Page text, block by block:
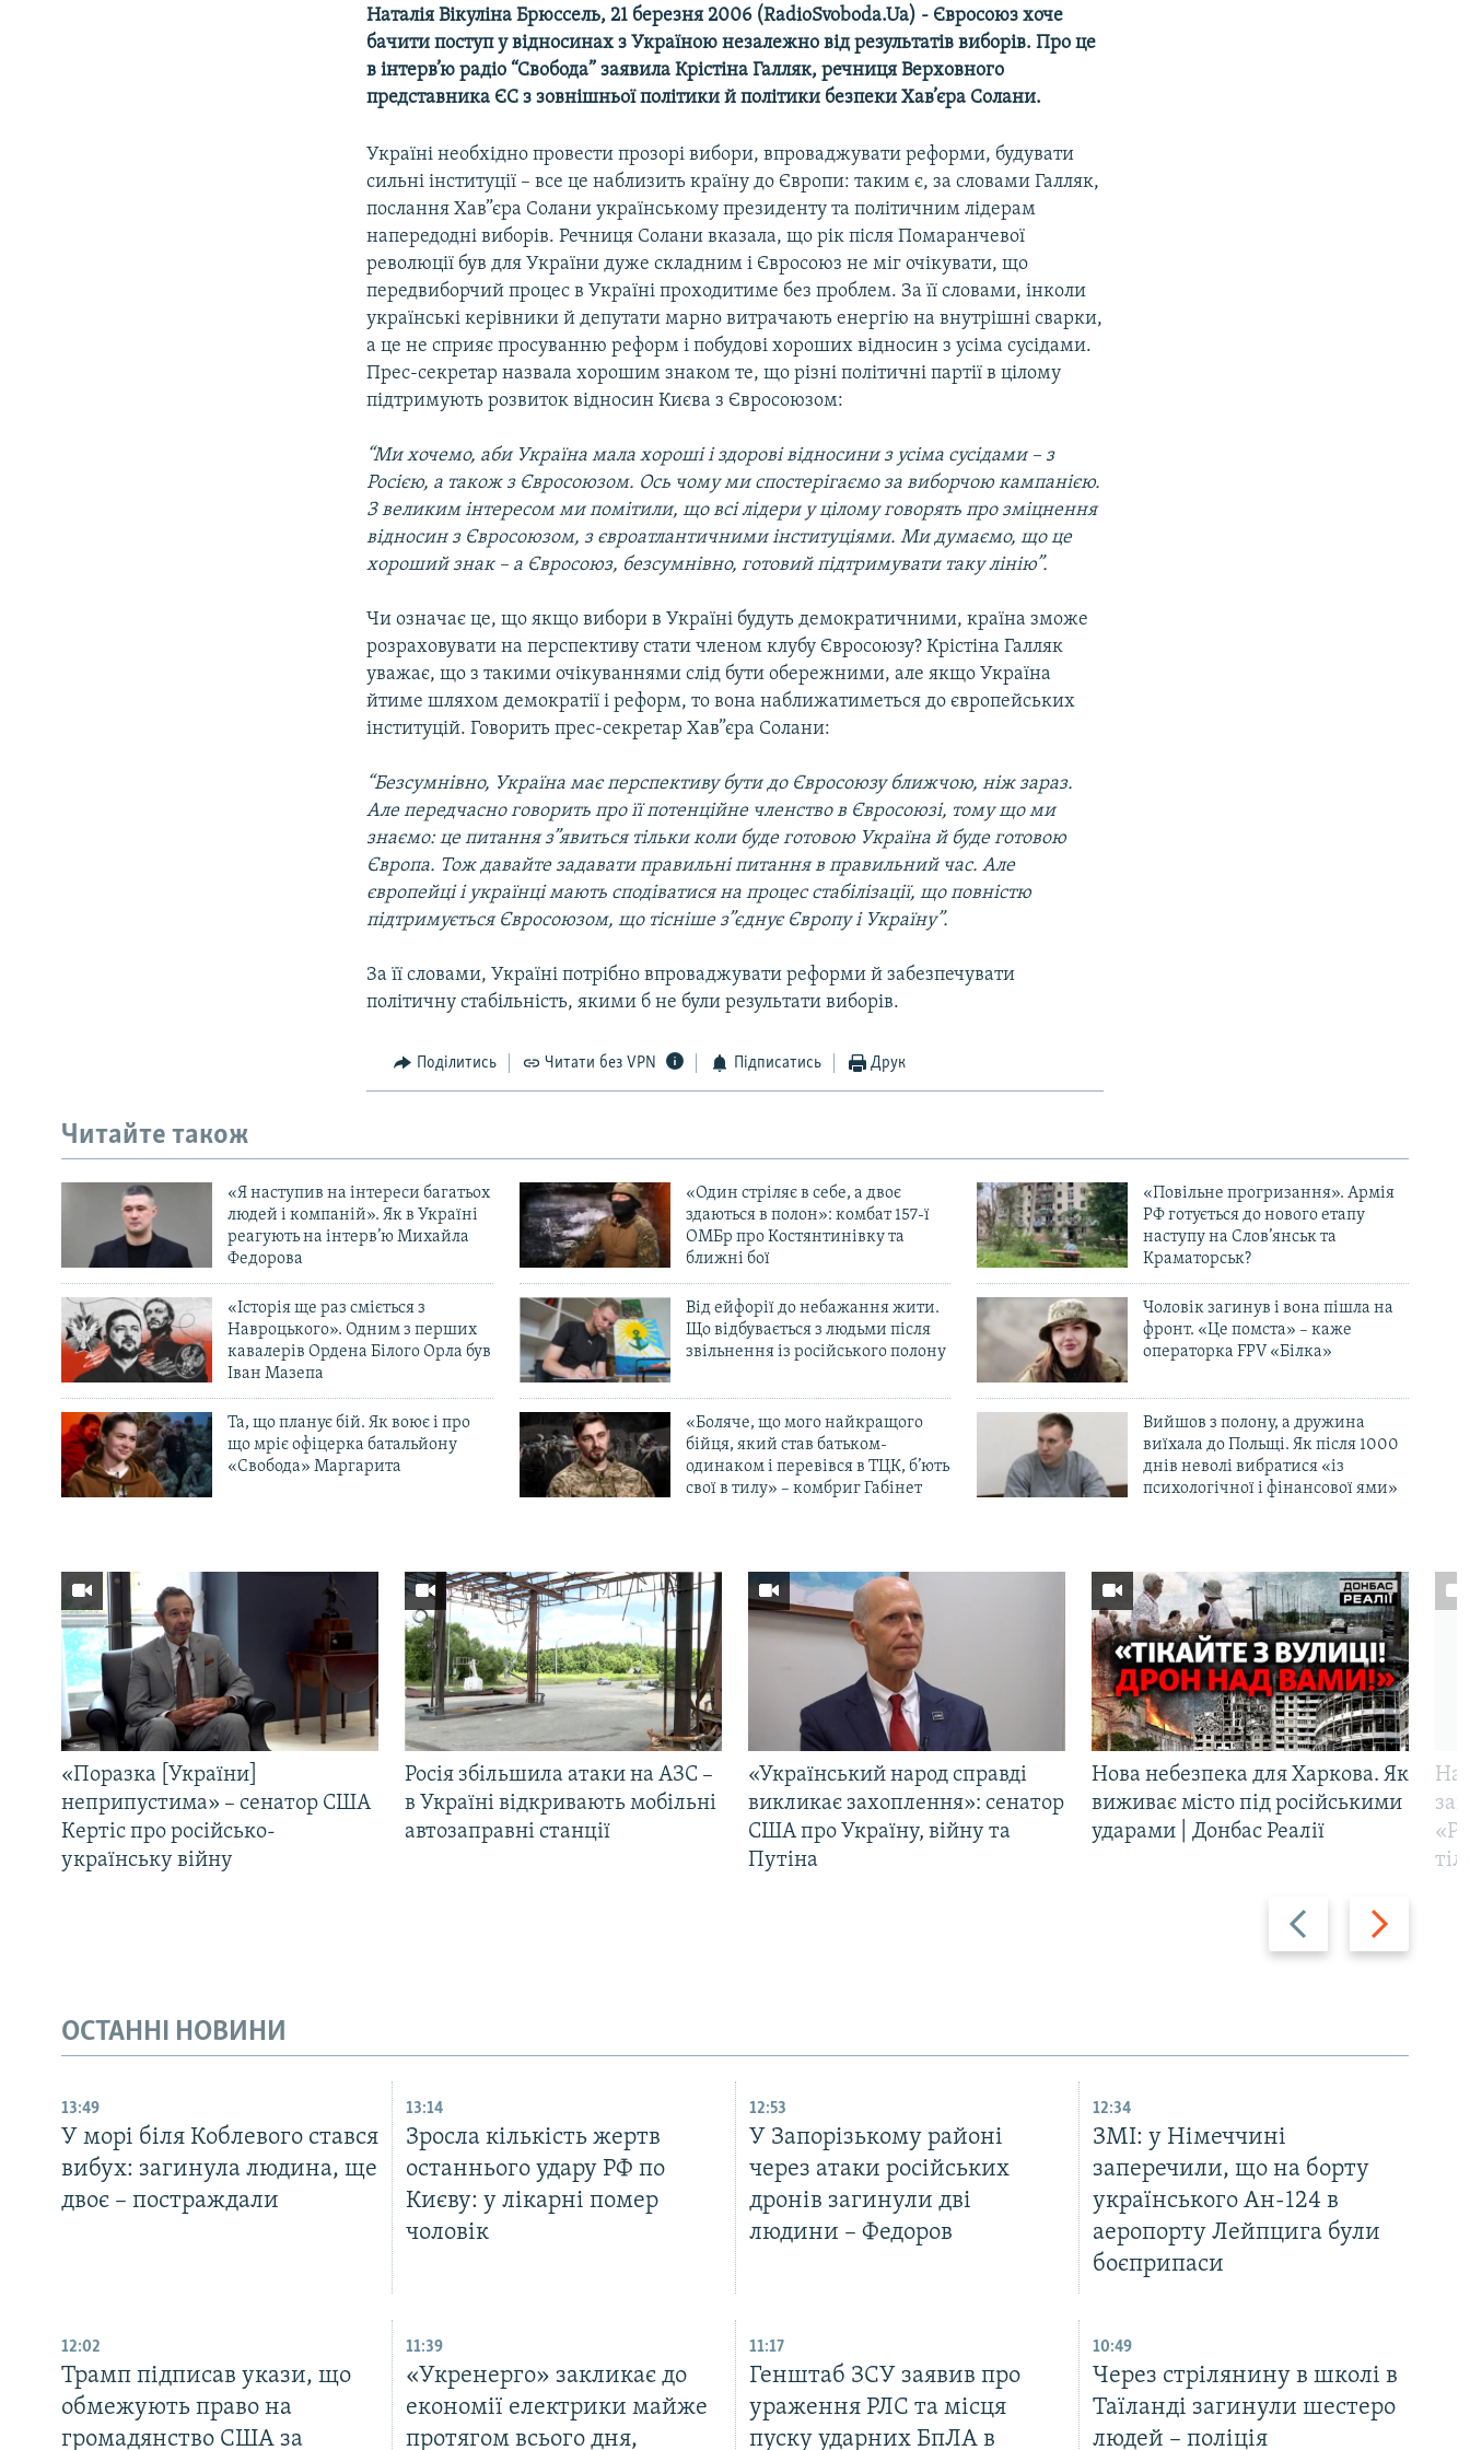
Наталія Вікуліна Брюссель, 21 березня 2006 (RadioSvoboda.Ua) - Євросоюз хоче
бачити поступ у відносинах з Україною незалежно від результатів виборів. Про це
в інтерв’ю радіо “Свобода” заявила Крістіна Галляк, речниця Верховного
представника ЄС з зовнішньої політики й політики безпеки Хав’єра Солани.
Україні необхідно провести прозорі вибори, впроваджувати реформи, будувати
сильні інституції – все це наблизить країну до Європи: таким є, за словами Галляк,
послання Хав”єра Солани українському президенту та політичним лідерам
напередодні виборів. Речниця Солани вказала, що рік після Помаранчевої
революції був для України дуже складним і Євросоюз не міг очікувати, що
передвиборчий процес в Україні проходитиме без проблем. За її словами, інколи
українські керівники й депутати марно витрачають енергію на внутрішні сварки,
а це не сприяє просуванню реформ і побудові хороших відносин з усіма сусідами.
Прес-секретар назвала хорошим знаком те, що різні політичні партії в цілому
підтримують розвиток відносин Києва з Євросоюзом:
“Ми хочемо, аби Україна мала хороші і здорові відносини з усіма сусідами – з
Росією, а також з Євросоюзом. Ось чому ми спостерігаємо за виборчою кампанією.
З великим інтересом ми помітили, що всі лідери у цілому говорять про зміцнення
відносин з Євросоюзом, з євроатлантичними інституціями. Ми думаємо, що це
хороший знак – а Євросоюз, безсумнівно, готовий підтримувати таку лінію”.
Чи означає це, що якщо вибори в Україні будуть демократичними, країна зможе
розраховувати на перспективу стати членом клубу Євросоюзу? Крістіна Галляк
уважає, що з такими очікуваннями слід бути обережними, але якщо Україна
йтиме шляхом демократії і реформ, то вона наближатиметься до європейських
інституцій. Говорить прес-секретар Хав”єра Солани:
“Безсумнівно, Україна має перспективу бути до Євросоюзу ближчою, ніж зараз.
Але передчасно говорить про її потенційне членство в Євросоюзі, тому що ми
знаємо: це питання з”явиться тільки коли буде готовою Україна й буде готовою
Європа. Тож давайте задавати правильні питання в правильний час. Але
європейці і українці мають сподіватися на процес стабілізації, що повністю
підтримується Євросоюзом, що тісніше з”єднує Європу і Україну”.
За її словами, Україні потрібно впроваджувати реформи й забезпечувати
політичну стабільність, якими б не були результати виборів.
Поділитись Читати без VPN Підписатись Друк
Читайте також
«Я наступив на інтереси багатьох
людей і компаній». Як в Україні
реагують на інтерв’ю Михайла
Федорова
«Один стріляє в себе, а двоє
здаються в полон»: комбат 157-ї
ОМБр про Костянтинівку та
ближні бої
«Повільне прогризання». Армія
РФ готується до нового етапу
наступу на Слов’янськ та
Краматорськ?
«Історія ще раз сміється з
Навроцького». Одним з перших
кавалерів Ордена Білого Орла був
Іван Мазепа
Від ейфорії до небажання жити.
Що відбувається з людьми після
звільнення із російського полону
Чоловік загинув і вона пішла на
фронт. «Це помста» – каже
операторка FPV «Білка»
Та, що планує бій. Як воює і про
що мріє офіцерка батальйону
«Свобода» Маргарита
«Боляче, що мого найкращого
бійця, який став батьком-
одинаком і перевівся в ТЦК, б’ють
свої в тилу» – комбриг Габінет
Вийшов з полону, а дружина
виїхала до Польщі. Як після 1000
днів неволі вибратися «із
психологічної і фінансової ями»
Назад Вперед
«Поразка [України]
неприпустима» – сенатор США
Кертіс про російсько-
українську війну
Росія збільшила атаки на АЗС –
в Україні відкривають мобільні
автозаправні станції
«Український народ справді
викликає захоплення»: сенатор
США про Україну, війну та
Путіна
Нова небезпека для Харкова. Як
виживає місто під російськими
ударами | Донбас Реалії
ОСТАННІ НОВИНИ
13:49
У морі біля Коблевого стався
вибух: загинула людина, ще
двоє – постраждали
13:14
Зросла кількість жертв
останнього удару РФ по
Києву: у лікарні помер
чоловік
12:53
У Запорізькому районі
через атаки російських
дронів загинули дві
людини – Федоров
12:34
ЗМІ: у Німеччині
заперечили, що на борту
українського Ан-124 в
аеропорту Лейпцига були
боєприпаси
12:02
Трамп підписав укази, що
обмежують право на
громадянство США за
11:39
«Укренерго» закликає до
економії електрики майже
протягом всього дня,
11:17
Генштаб ЗСУ заявив про
ураження РЛС та місця
пуску ударних БпЛА в
10:49
Через стрілянину в школі в
Таїланді загинули шестеро
людей – поліція